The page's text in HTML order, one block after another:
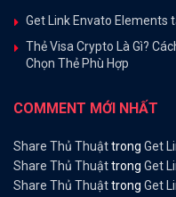
Get Link Envato Elements
Thẻ Visa Crypto Là Gì?
Chọn Thẻ Phù Hợp
COMMENT MỚI NHẤT
Share Thủ Thuậttrong Get
Share Thủ Thuậttrong Get
Share Thủ Thuậttrong Get